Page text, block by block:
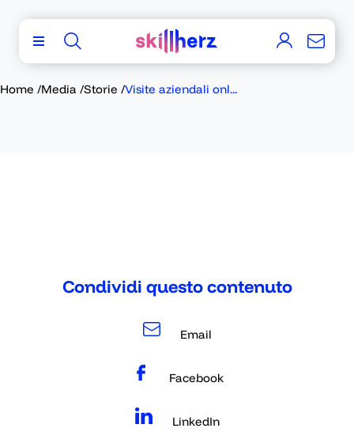
Home /Media /Storie /Visite aziendali onl...
Condividi questo contenuto
Email
Facebook
LinkedIn